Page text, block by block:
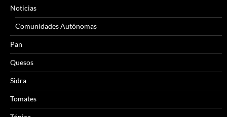
Noticias
Comunidades Autónomas
Pan
Quesos
Sidra
Tomates